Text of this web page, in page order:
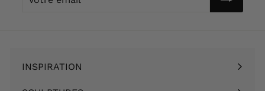
INSPIRATION
Ouvrir
le